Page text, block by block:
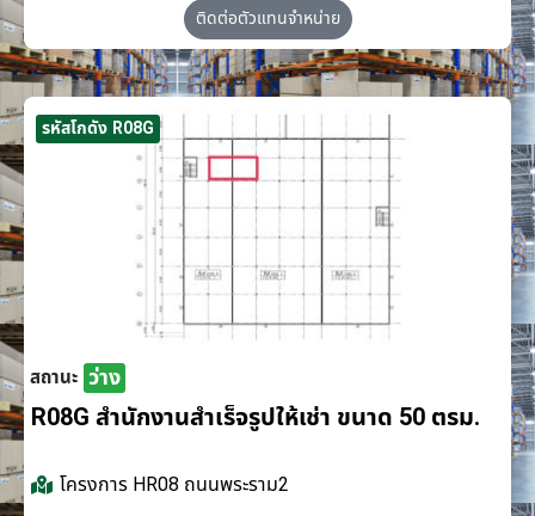
ติดต่อตัวแทนจำหน่าย
รหัสโกดัง R08G
สถานะ ว่าง
R08G สำนักงานสำเร็จรูปให้เช่า ขนาด 50 ตรม.
โครงการ HR08 ถนนพระราม2